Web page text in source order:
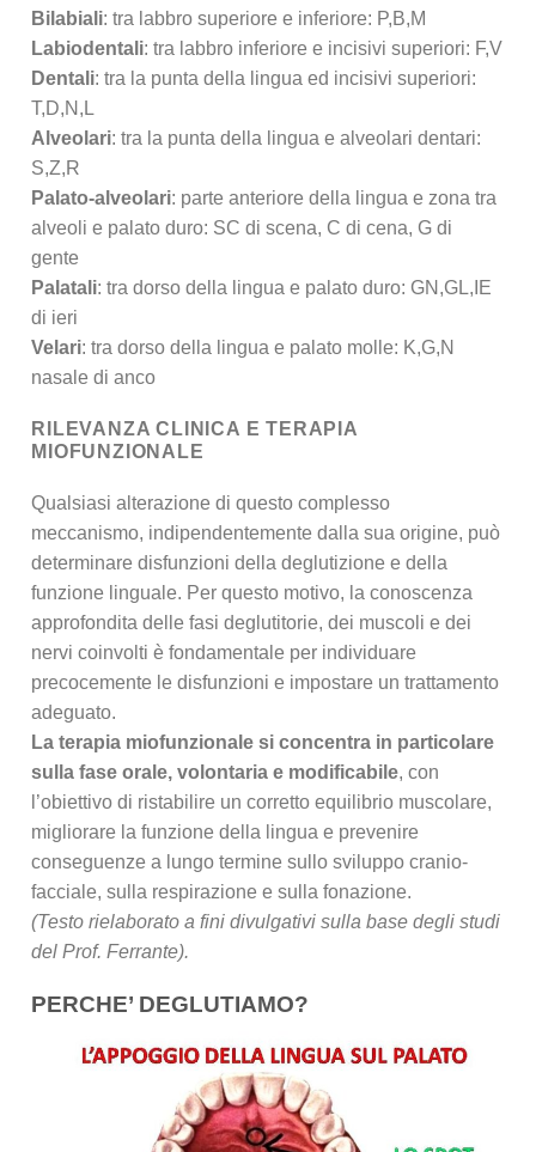
Bilabiali: tra labbro superiore e inferiore: P,B,M
Labiodentali: tra labbro inferiore e incisivi superiori: F,V
Dentali: tra la punta della lingua ed incisivi superiori:
T,D,N,L
Alveolari: tra la punta della lingua e alveolari dentari:
S,Z,R
Palato-alveolari: parte anteriore della lingua e zona tra
alveoli e palato duro: SC di scena, C di cena, G di
gente
Palatali: tra dorso della lingua e palato duro: GN,GL,IE
di ieri
Velari: tra dorso della lingua e palato molle: K,G,N
nasale di anco
RILEVANZA CLINICA E TERAPIA
MIOFUNZIONALE
Qualsiasi alterazione di questo complesso
meccanismo, indipendentemente dalla sua origine, può
determinare disfunzioni della deglutizione e della
funzione linguale. Per questo motivo, la conoscenza
approfondita delle fasi deglutitorie, dei muscoli e dei
nervi coinvolti è fondamentale per individuare
precocemente le disfunzioni e impostare un trattamento
adeguato.
La terapia miofunzionale si concentra in particolare
sulla fase orale, volontaria e modificabile, con
l’obiettivo di ristabilire un corretto equilibrio muscolare,
migliorare la funzione della lingua e prevenire
conseguenze a lungo termine sullo sviluppo cranio-
facciale, sulla respirazione e sulla fonazione.
(Testo rielaborato a fini divulgativi sulla base degli studi
del Prof. Ferrante).
PERCHE’ DEGLUTIAMO?